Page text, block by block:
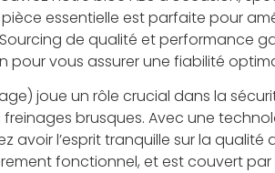
pièce essentielle est parfaite pour
de qualité et performance
vous assurer une fiabilité
joue un rôle crucial dans la
brusques. Avec une
l’esprit tranquille sur la qualité
fonctionnel, et est couvert